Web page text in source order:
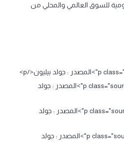
للسوق العالمي والمحلي من
تعليقة31.45جرام<p class="source_title">المصدر : جولد
31.1جرام بيضاوي<p class="source_title">المصدر : جولد
20جرام بيضاوي<p class="source_title">المصدر : جولد